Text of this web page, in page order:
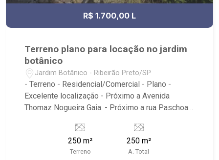
R$ 1.700,00 L
Terreno plano para locação no jardim
botânico
Jardim Botânico - Ribeirão Preto/SP
- Terreno - Residencial/Comercial - Plano -
Excelente localização - Próximo a Avenida
Thomaz Nogueira Gaia. - Próximo a rua Paschoal
- Vizinhança consolidada. Grande polo comercial
com pontos gastronômicos, academia, Pet Shop
entre diversos outros comércios.
250 m²
Terreno
250 m²
A. Total